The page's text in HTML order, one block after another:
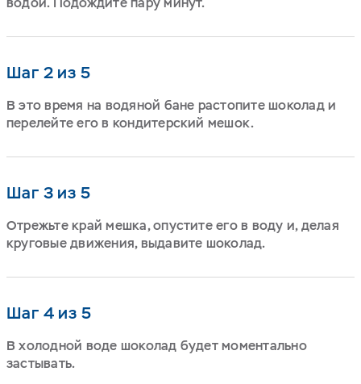
Шаг 2 из 5
В это время на водяной бане растопите шоколад и
перелейте его в кондитерский мешок.
Шаг 3 из 5
Отрежьте край мешка, опустите его в воду и, делая
круговые движения, выдавите шоколад.
Шаг 4 из 5
В холодной воде шоколад будет моментально
застывать.